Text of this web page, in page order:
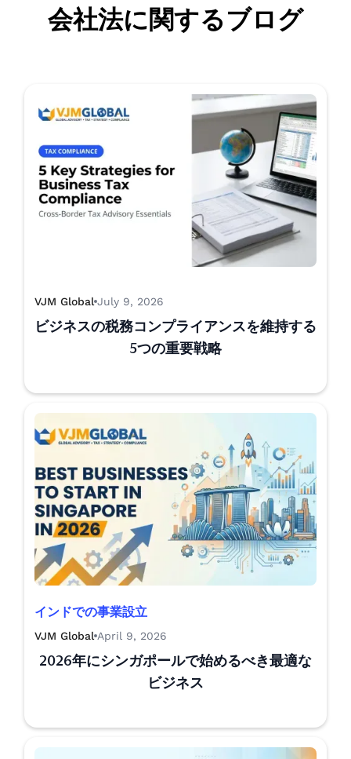
会社法に関するブログ
VJM Global July 9, 2026
ビジネスの税務コンプライアンスを維持する
5つの重要戦略
インドでの事業設立
VJM Global April 9, 2026
2026年にシンガポールで始めるべき最適な
ビジネス